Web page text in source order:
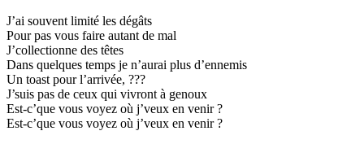
J’ai souvent limité les dégâts
Pour pas vous faire autant de mal
J’collectionne des têtes
Dans quelques temps je n’aurai plus d’ennemis
Un toast pour l’arrivée, ???
J’suis pas de ceux qui vivront à genoux
Est-c’que vous voyez où j’veux en venir ?
Est-c’que vous voyez où j’veux en venir ?